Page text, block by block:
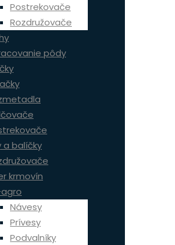
Postrekovače
Rozdružovače
pôdy
a balíčky
krmovín
Návesy
Prívesy
Podvalníky